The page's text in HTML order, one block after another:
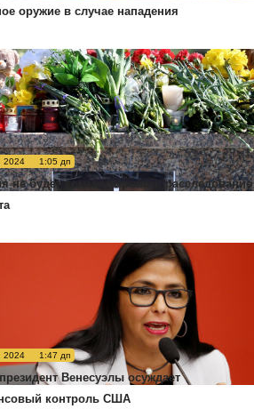
оружие в случае нападения
2024 1:05 дп
не будет комментировать расследование
2024 1:47 дп
Венесуэлы осуждает
контроль США